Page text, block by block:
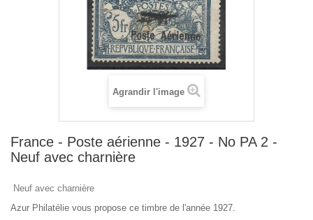
Agrandir l'image
France - Poste aérienne - 1927 - No PA 2 -
Neuf avec charnière
Neuf avec charnière
Azur Philatélie vous propose ce timbre de l'année 1927.